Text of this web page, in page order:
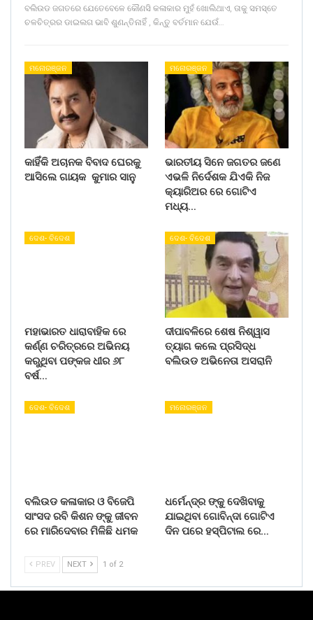
ବଲିଉଡ ଜଗତରେ ଯେତେବେଳେ କୌଣସି କଳାକାର ମୁହଁ ଖୋଲିଥାଏ, ତାକୁ ସମସ୍ତେ
ଚଳଚିତ୍ରର ଡାଇଲଗ ଭାବି ଶୁଣନ୍ତିନାହିଁ , କିନ୍ତୁ ବର୍ତମାନ ଯେଉଁ…
ମନୋରଞ୍ଜନ
କାହିଁକି ଅଚାନକ ବିବାଦ ଘେରକୁ
ଆସିଲେ ଗାୟକ କୁମାର ସାନୁ
ମନୋରଞ୍ଜନ
ଭାରତୀୟ ସିନେ ଜଗତର ଜଣେ
ଏଭଳି ନିର୍ଦେଶକ ଯିଏକି ନିଜ
କ୍ୟାରିଅର ରେ ଗୋଟିଏ
ମଧ୍ୟ…
ଦେଶ- ବିଦେଶ
ମହାଭାରତ ଧାରାବାହିକ ରେ
କର୍ଣ୍ଣ ଚରିତ୍ରରେ ଅଭିନୟ
କରୁଥିବା ପଙ୍କଜ ଧୀର ୬୮
ବର୍ଷ…
ଦେଶ- ବିଦେଶ
ଦୀପାବଳିରେ ଶେଷ ନିଶ୍ୱାସ
ତ୍ୟାଗ କଲେ ପ୍ରସିଦ୍ଧ
ବଲିଉଡ ଅଭିନେତା ଅସରାନି
ଦେଶ- ବିଦେଶ
ବଲିଉଡ କଳାକାର ଓ ବିଜେପି
ସାଂସଦ ରବି କିଶନ ଙ୍କୁ ଜୀବନ
ରେ ମାରିଦେବାର ମିଳିଛି ଧମକ
ମନୋରଞ୍ଜନ
ଧର୍ମେନ୍ଦ୍ର ଙ୍କୁ ଦେଖିବାକୁ
ଯାଇଥିବା ଗୋବିନ୍ଦା ଗୋଟିଏ
ଦିନ ପରେ ହସ୍ପିଟାଲ ରେ…
PREV NEXT 1 of 2